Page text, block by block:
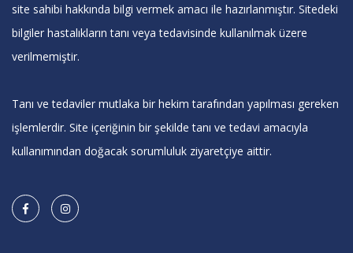
site sahibi hakkında bilgi vermek amacı ile hazırlanmıştır. Sitedeki
bilgiler hastalıkların tanı veya tedavisinde kullanılmak üzere
verilmemiştir.
Tanı ve tedaviler mutlaka bir hekim tarafından yapılması gereken
işlemlerdir. Site içeriğinin bir şekilde tanı ve tedavi amacıyla
kullanımından doğacak sorumluluk ziyaretçiye aittir.